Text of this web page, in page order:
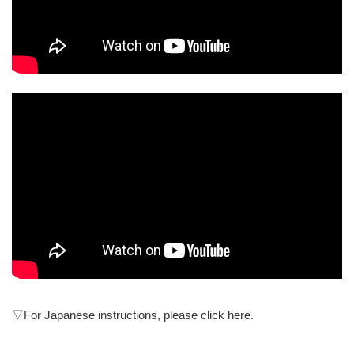
▽For Japanese instructions, please click here.